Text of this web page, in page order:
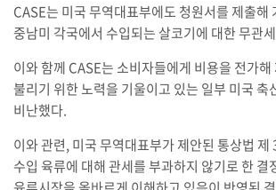
CASE는 미국 무역대표부에도 청원서를 제출해
중남미 각국에서 수입되는 살코기에 대한 무관
이와 함께 CASE는 소비자들에게 비용을 전가
불리기 위한 노력을 기울이고 있는 일부 미국 축
비난했다.
이와 관련, 미국 무역대표부가 제안된 통상법 제
수입 육류에 대해 관세를 부과하지 않기로 한 결